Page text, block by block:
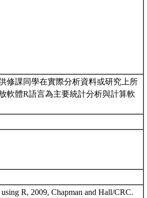
修課同學在實際分析資料或研究上所
軟體R語言為主要統計分析與計算軟
R, 2009, Chapman and Hall/CRC.